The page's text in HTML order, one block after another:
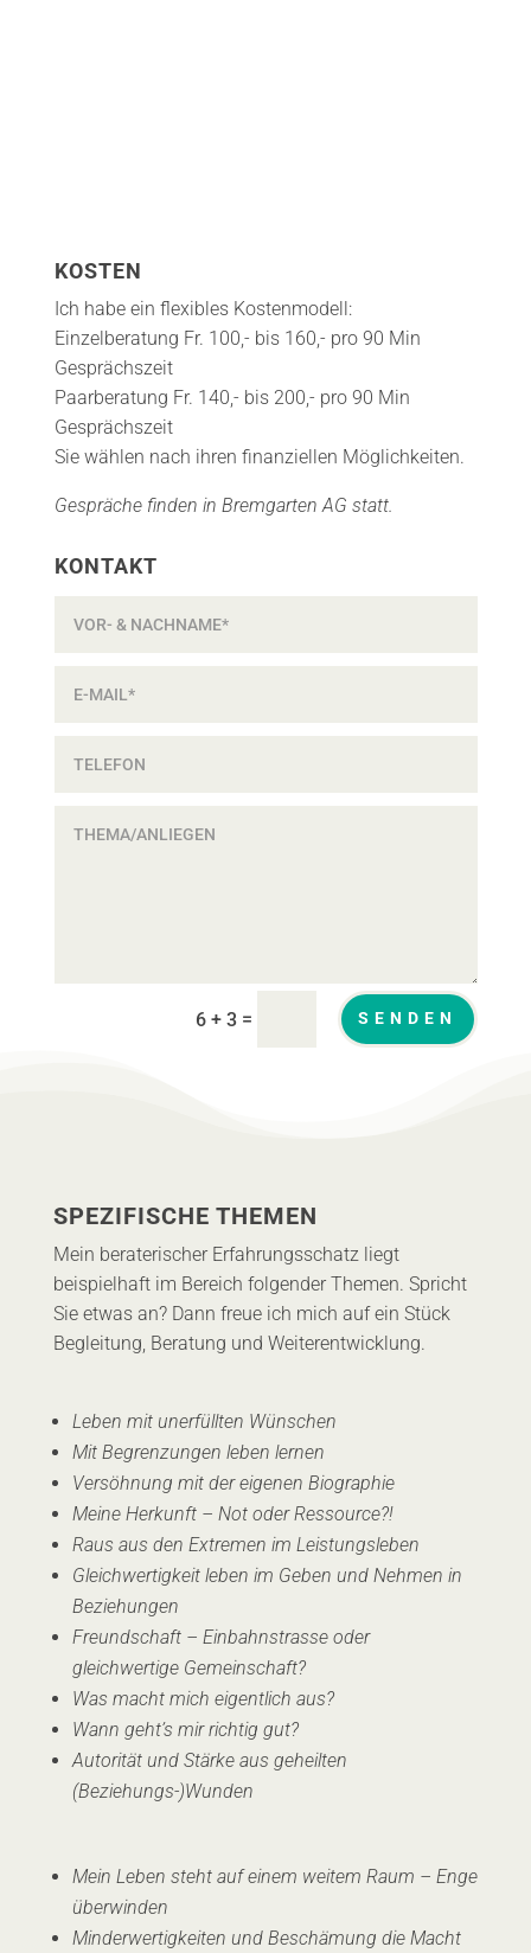
KOSTEN
Ich habe ein flexibles Kostenmodell:
Einzelberatung Fr. 100,- bis 160,- pro 90 Min
Gesprächszeit
Paarberatung Fr. 140,- bis 200,- pro 90 Min
Gesprächszeit
Sie wählen nach ihren finanziellen Möglichkeiten.
Gespräche finden in Bremgarten AG statt.
KONTAKT
6 + 3 = SENDEN
SPEZIFISCHE THEMEN
Mein beraterischer Erfahrungsschatz liegt
beispielhaft im Bereich folgender Themen. Spricht
Sie etwas an? Dann freue ich mich auf ein Stück
Begleitung, Beratung und Weiterentwicklung.
Leben mit unerfüllten Wünschen
Mit Begrenzungen leben lernen
Versöhnung mit der eigenen Biographie
Meine Herkunft – Not oder Ressource?!
Raus aus den Extremen im Leistungsleben
Gleichwertigkeit leben im Geben und Nehmen in
Beziehungen
Freundschaft – Einbahnstrasse oder
gleichwertige Gemeinschaft?
Was macht mich eigentlich aus?
Wann geht’s mir richtig gut?
Autorität und Stärke aus geheilten
(Beziehungs-)Wunden
Mein Leben steht auf einem weitem Raum – Enge
überwinden
Minderwertigkeiten und Beschämung die Macht